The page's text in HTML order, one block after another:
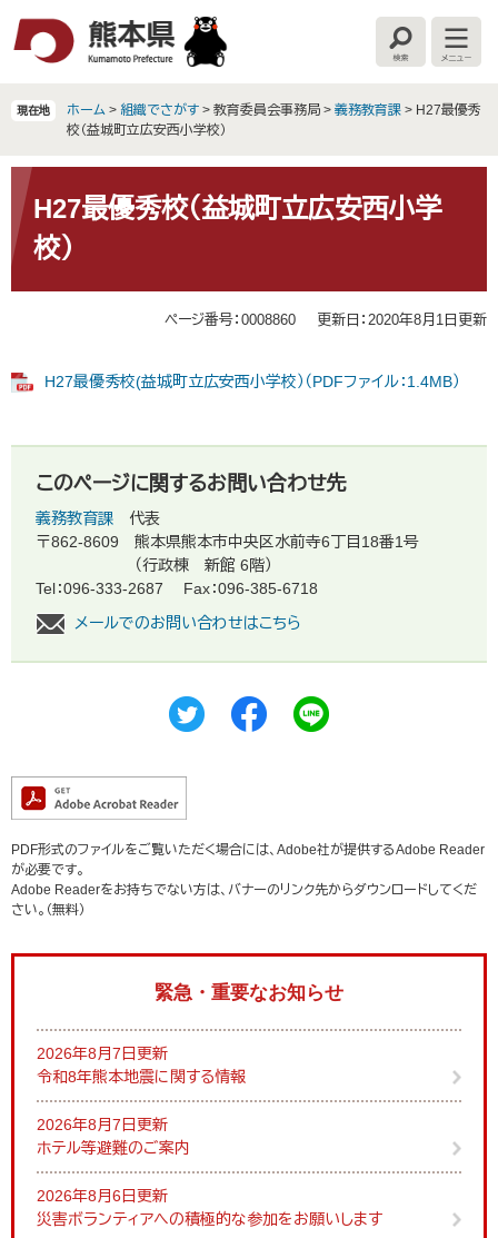
文
へ
検
索
メ
ニ
ー
現在地 ホーム > 組織でさがす > 教育委員会事務局 > 義務教育課 > H27最優秀
校（益城町立広安西小学校）
文 H27最優秀校（益城町立広安西小学
校）
ページ番号：0008860 更新日：2020年8月1日更新
H27最優秀校(益城町立広安西小学校）（PDFファイル：1.4MB）
このページに関するお問い合わせ先
義務教育課
代表
〒862-8609
熊本県熊本市中央区水前寺6丁目18番1号
（行政棟 新館 6階）
Tel：096-333-2687
Fax：096-385-6718
メールでのお問い合わせはこちら
PDF形式のファイルをご覧いただく場合には、Adobe社が提供するAdobe Reader
が必要です。
Adobe Readerをお持ちでない方は、バナーのリンク先からダウンロードしてくだ
さい。（無料）
緊急・重要なお知らせ
2026年8月7日更新
令和8年熊本地震に関する情報
2026年8月7日更新
ホテル等避難のご案内
2026年8月6日更新
災害ボランティアへの積極的な参加をお願いします